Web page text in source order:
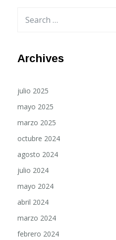
Archives
julio 2025
mayo 2025
marzo 2025
octubre 2024
agosto 2024
julio 2024
mayo 2024
abril 2024
marzo 2024
febrero 2024